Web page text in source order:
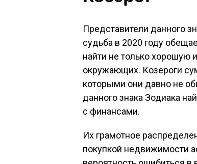
Представители данного
судьба в 2020 году
найти не только хорошую
окружающих. Козероги
которыми они давно не
данного знака Зодиака
с финансами.
Их грамотное
покупкой недвижимости